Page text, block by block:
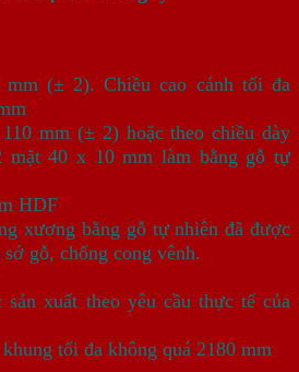
(± 2). Chiều cao cánh tối đa
mm (± 2) hoặc theo chiều dày
mặt 40 x 10 mm làm bằng gỗ tự
HDF
xương bằng gỗ tự nhiên đã được
gỗ, chống cong vênh.
xuất theo yêu cầu thực tế của
tối đa không quá 2180 mm